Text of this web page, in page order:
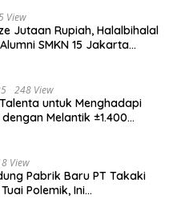
View
Jutaan Rupiah, Halalbihalal
SMKN 15 Jakarta
248 View
untuk Menghadapi
Melantik ±1.400
View
Pabrik Baru PT Takaki
Polemik, Ini